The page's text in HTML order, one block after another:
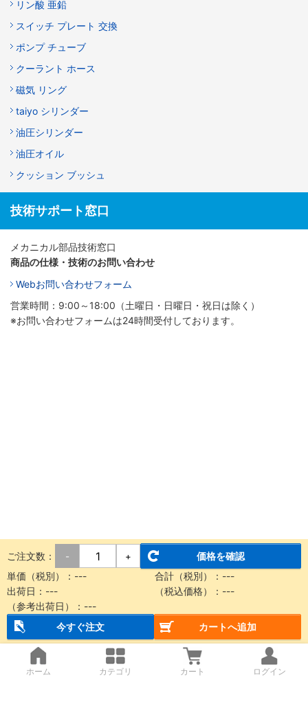
リン酸 亜鉛
スイッチ プレート 交換
ポンプ チューブ
クーラント ホース
磁気 リング
taiyo シリンダー
油圧シリンダー
油圧オイル
クッション ブッシュ
技術サポート窓口
メカニカル部品技術窓口
商品の仕様・技術のお問い合わせ
Webお問い合わせフォーム
営業時間：9:00～18:00（土曜日・日曜日・祝日は除く）
※お問い合わせフォームは24時間受付しております。
ご注文数： - +
価格を確認
単価（税別）： --- 合計（税別）： ---
出荷日： --- （税込価格）： ---
（参考出荷日）： ---
今すぐ注文
カートへ追加
ホーム カテゴリ カート ログイン